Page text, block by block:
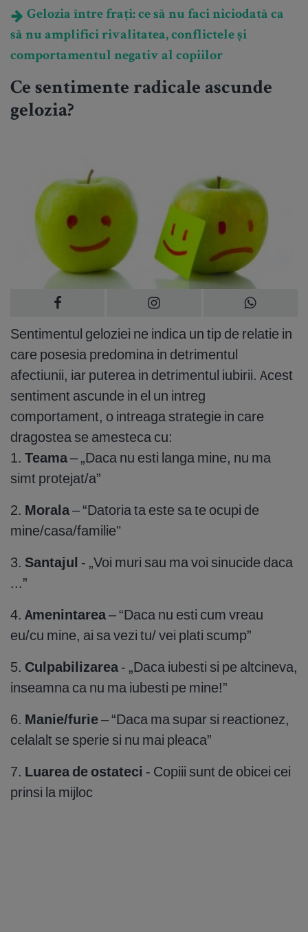
Gelozia între frați: ce să nu faci niciodată ca
să nu amplifici rivalitatea, conflictele și
comportamentul negativ al copiilor
Ce sentimente radicale ascunde
gelozia?
Sentimentul geloziei ne indica un tip de relatie in
care posesia predomina in detrimentul
afectiunii, iar puterea in detrimentul iubirii. Acest
sentiment ascunde in el un intreg
comportament, o intreaga strategie in care
dragostea se amesteca cu:
1. Teama– „Daca nu esti langa mine, nu ma
simt protejat/a”
2. Morala– “Datoria ta este sa te ocupi de
mine/casa/familie"
3. Santajul - „Voi muri sau ma voi sinucide daca
...”
4. Amenintarea– “Daca nu esti cum vreau
eu/cu mine, ai sa vezi tu/ vei plati scump”
5. Culpabilizarea - „Daca iubesti si pe altcineva,
inseamna ca nu ma iubesti pe mine!”
6. Manie/furie– “Daca ma supar si reactionez,
celalalt se sperie si nu mai pleaca”
7. Luarea de ostateci - Copiii sunt de obicei cei
prinsi la mijloc